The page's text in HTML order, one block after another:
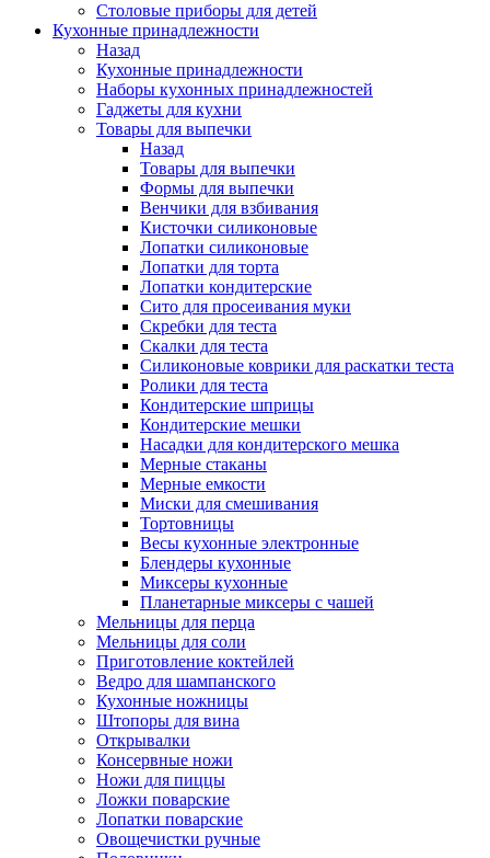
Столовые приборы для детей
Кухонные принадлежности
Назад
Кухонные принадлежности
Наборы кухонных принадлежностей
Гаджеты для кухни
Товары для выпечки
Назад
Товары для выпечки
Формы для выпечки
Венчики для взбивания
Кисточки силиконовые
Лопатки силиконовые
Лопатки для торта
Лопатки кондитерские
Сито для просеивания муки
Скребки для теста
Скалки для теста
Силиконовые коврики для раскатки теста
Ролики для теста
Кондитерские шприцы
Кондитерские мешки
Насадки для кондитерского мешка
Мерные стаканы
Мерные емкости
Миски для смешивания
Тортовницы
Весы кухонные электронные
Блендеры кухонные
Миксеры кухонные
Планетарные миксеры с чашей
Мельницы для перца
Мельницы для соли
Приготовление коктейлей
Ведро для шампанского
Кухонные ножницы
Штопоры для вина
Открывалки
Консервные ножи
Ножи для пиццы
Ложки поварские
Лопатки поварские
Овощечистки ручные